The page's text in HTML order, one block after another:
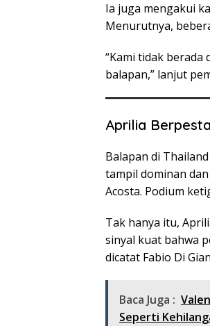
Ia juga mengakui
Menurutnya,
“Kami tidak berada
balapan,” lanjut
Aprilia
Balapan di
tampil dominan
Acosta. Podium
Tak hanya itu,
sinyal kuat bahwa
dicatat Fabio Di
Baca Juga :
Seperti